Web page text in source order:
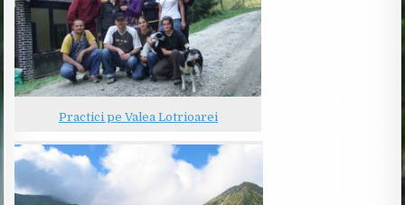
Practici pe Valea Lotrioarei